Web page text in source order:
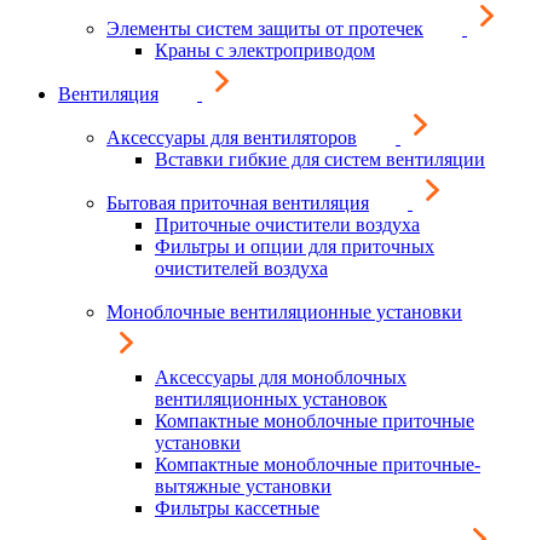
Элементы систем защиты от протечек
Краны с электроприводом
Вентиляция
Аксессуары для вентиляторов
Вставки гибкие для систем вентиляции
Бытовая приточная вентиляция
Приточные очистители воздуха
Фильтры и опции для приточных
очистителей воздуха
Моноблочные вентиляционные установки
Аксессуары для моноблочных
вентиляционных установок
Компактные моноблочные приточные
установки
Компактные моноблочные приточные-
вытяжные установки
Фильтры кассетные